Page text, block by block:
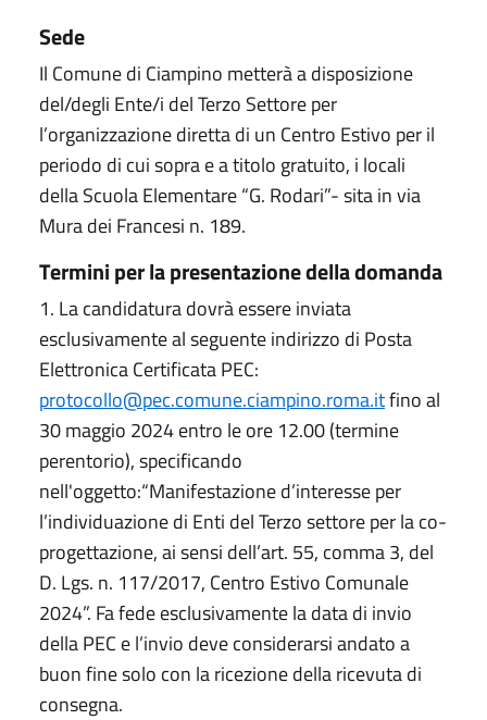
Sede
Il Comune di Ciampino metterà a disposizione
del/degli Ente/i del Terzo Settore per
l’organizzazione diretta di un Centro Estivo per il
periodo di cui sopra e a titolo gratuito, i locali
della Scuola Elementare “G. Rodari”- sita in via
Mura dei Francesi n. 189.
Termini per la presentazione della domanda
1. La candidatura dovrà essere inviata
esclusivamente al seguente indirizzo di Posta
Elettronica Certificata PEC:
protocollo@pec.comune.ciampino.roma.itfino al
30 maggio 2024 entro le ore 12.00 (termine
perentorio), specificando
nell'oggetto:“Manifestazione d’interesse per
l’individuazione di Enti del Terzo settore per la co-
progettazione, ai sensi dell’art. 55, comma 3, del
D. Lgs. n. 117/2017, Centro Estivo Comunale
2024”. Fa fede esclusivamente la data di invio
della PEC e l’invio deve considerarsi andato a
buon fine solo con la ricezione della ricevuta di
consegna.